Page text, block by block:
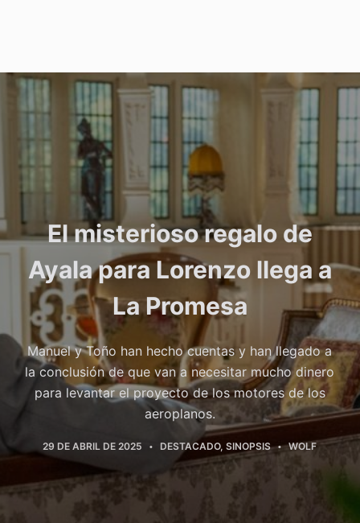
El misterioso regalo de
Ayala para Lorenzo llega a
La Promesa
Manuel y Toño han hecho cuentas y han llegado a
la conclusión de que van a necesitar mucho dinero
para levantar el proyecto de los motores de los
aeroplanos.
29 DE ABRIL DE 2025 DESTACADO,SINOPSIS WOLF